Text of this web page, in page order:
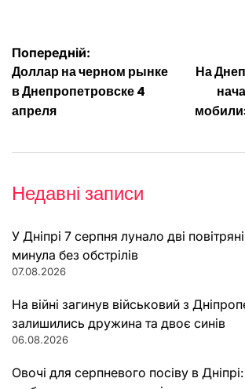
Навігація
записів
Попередній:
Доллар на черном рынке
в Днепропетровске 4
апреля
На
Недавні записи
У Дніпрі 7 серпня лунало дві
минула без обстрілів
07.08.2026
На війні загинув військовий з
залишились дружина та двоє синів
06.08.2026
Овочі для серпневого посіву в